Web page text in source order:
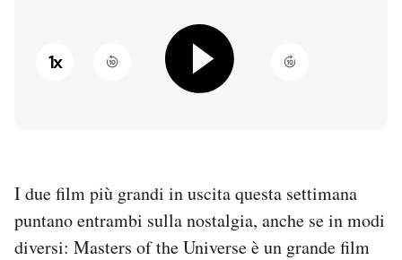
SHOP
Entra
1x
I due film più grandi in uscita questa settimana
puntano entrambi sulla nostalgia, anche se in modi
diversi: Masters of the Universe è un grande film